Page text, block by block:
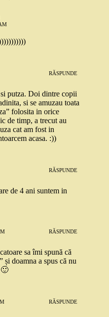
RĂSPUNDE
putza. Doi dintre copii
si se amuzau toata
folosita in orice
de timp, a trecut au
cat am fost in
acasa. :))
RĂSPUNDE
de 4 ani suntem in
RĂSPUNDE
sa îmi spună că
și doamna a spus că nu
🙂
RĂSPUNDE